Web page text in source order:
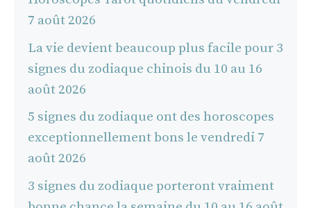
7 août 2026
La vie devient beaucoup plus facile pour 3
signes du zodiaque chinois du 10 au 16
août 2026
5 signes du zodiaque ont des horoscopes
exceptionnellement bons le vendredi 7
août 2026
3 signes du zodiaque porteront vraiment